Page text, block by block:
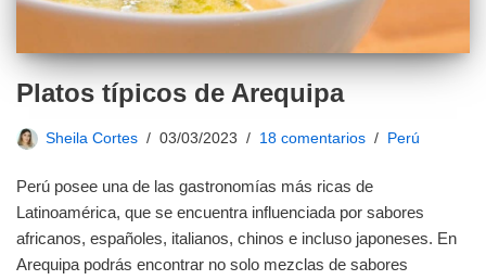
Platos típicos de Arequipa
Sheila Cortes 03/03/2023 18 comentarios Perú
Perú posee una de las gastronomías más ricas de
Latinoamérica, que se encuentra influenciada por sabores
africanos, españoles, italianos, chinos e incluso japoneses. En
Arequipa podrás encontrar no solo mezclas de sabores